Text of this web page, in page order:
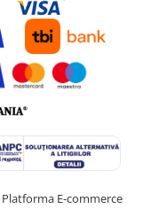
Platforma E-commerce